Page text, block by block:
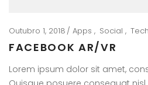
Outubro 1, 2018 Apps Social Tech
FACEBOOK AR/VR
Lorem ipsum dolor sit amet,